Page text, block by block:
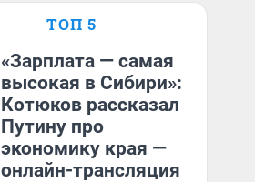
ТОП 5
«Зарплата — самая
высокая в Сибири»:
Котюков рассказал
Путину про
экономику края —
онлайн-трансляция